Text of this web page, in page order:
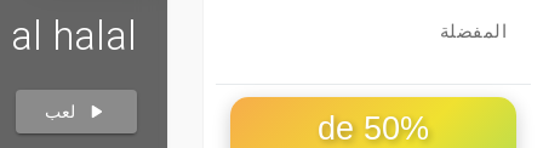
المفضلة
50% de
al halal
لعب